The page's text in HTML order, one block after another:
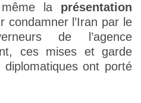
même la présentation
condamner l’Iran par le
de l’agence
ces mises et garde
ont porté